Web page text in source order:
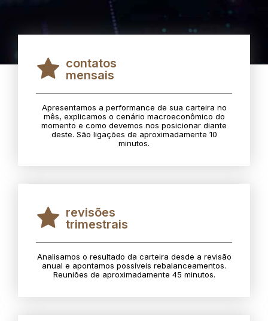
contatos
mensais
Apresentamos a performance de sua carteira no
mês, explicamos o cenário macroeconômico do
momento e como devemos nos posicionar diante
deste. São ligações de aproximadamente 10
minutos.
revisões
trimestrais
Analisamos o resultado da carteira desde a revisão
anual e apontamos possíveis rebalanceamentos.
Reuniões de aproximadamente 45 minutos.